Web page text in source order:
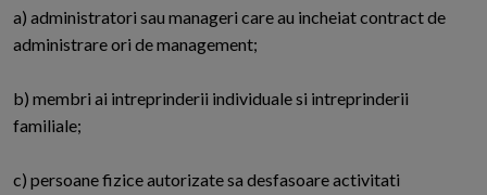
a) administratori sau manageri care au incheiat contract de
administrare ori de management;
b) membri ai intreprinderii individuale si intreprinderii
familiale;
c) persoane fizice autorizate sa desfasoare activitati